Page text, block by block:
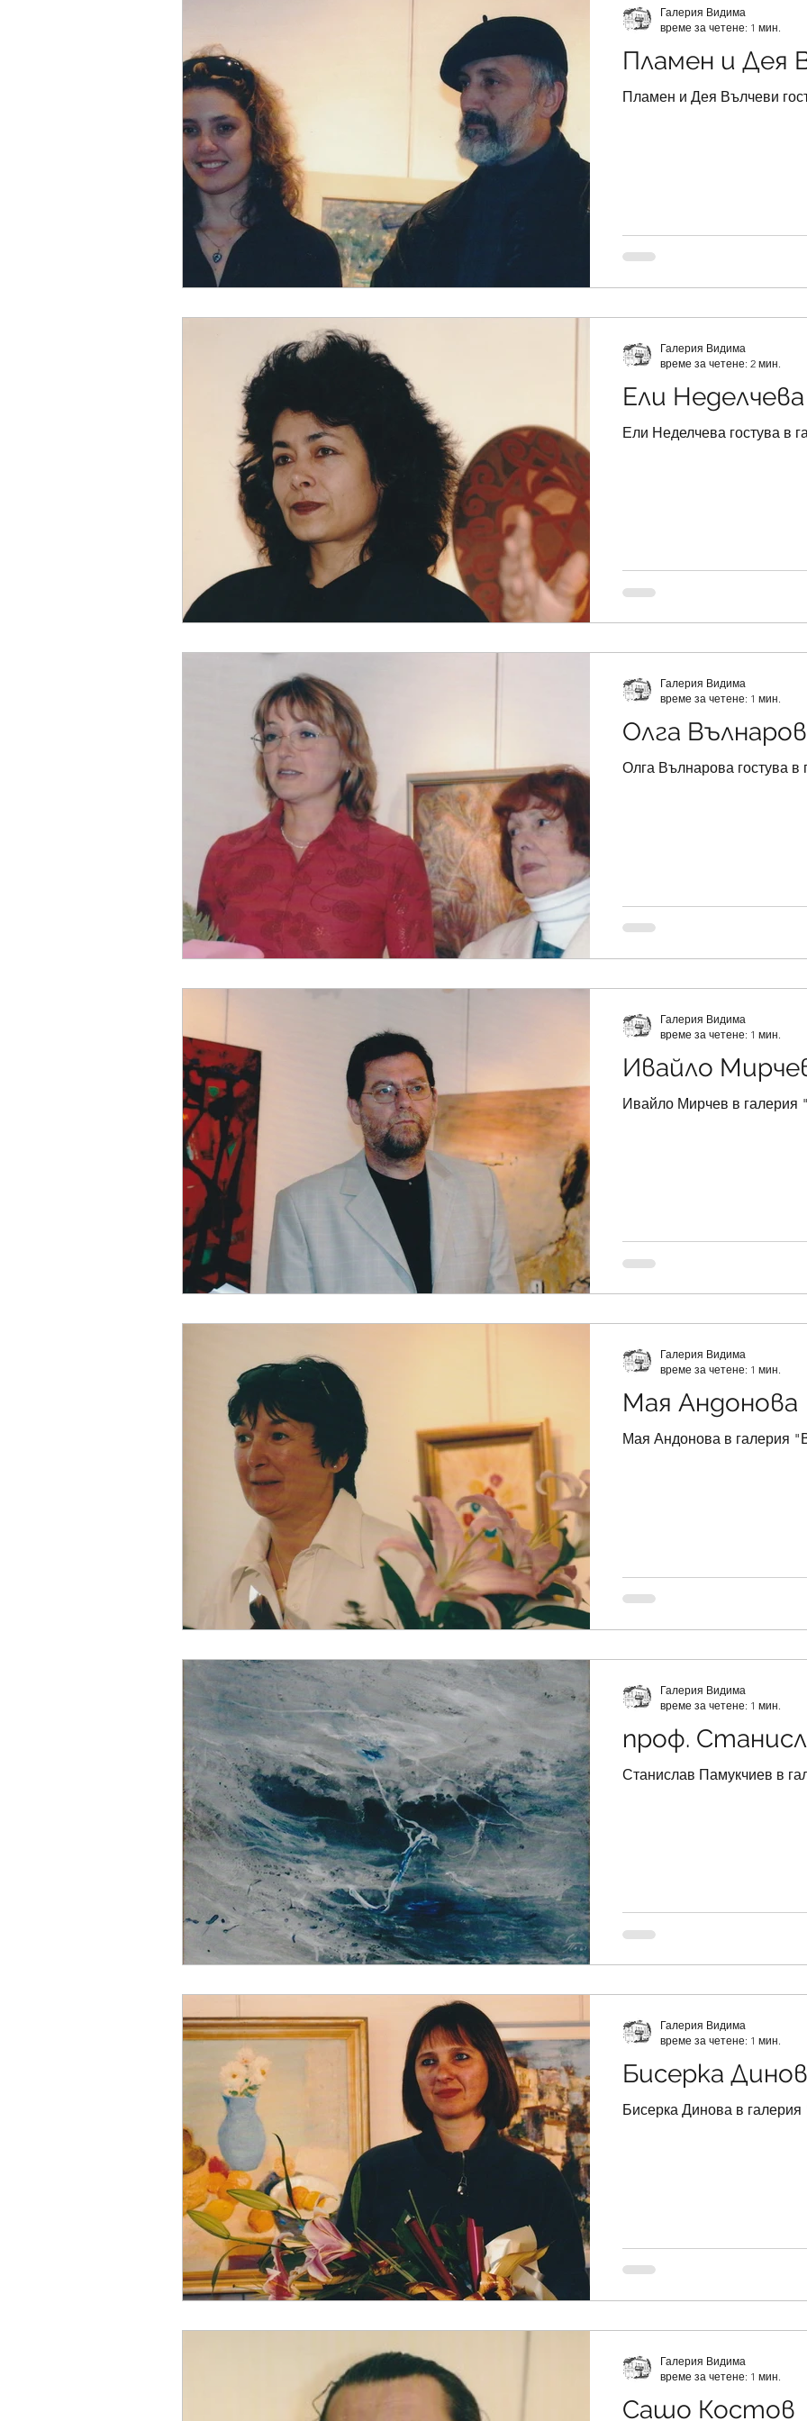
Изложби 2002 Изложби 2001
Изложби 2000 Изложби 1999
Пламен и Дея
Пламен и Дея Вълчеви
Галерия Видима
време за четене: 1 мин.
Ели Неделчева
Ели Неделчева гостува в
Галерия Видима
време за четене: 2 мин.
Олга
Олга Вълнарова гостува
Галерия Видима
време за четене: 1 мин.
Ивайло
Ивайло Мирчев в галерия
Галерия Видима
време за четене: 1 мин.
Мая Андонова
Мая Андонова в галерия
Галерия Видима
време за четене: 1 мин.
проф.
Станислав Памукчиев в
Галерия Видима
време за четене: 1 мин.
Бисерка
Бисерка Динова в
Галерия Видима
време за четене: 1 мин.
Сашо Костов
Галерия Видима
време за четене: 1 мин.